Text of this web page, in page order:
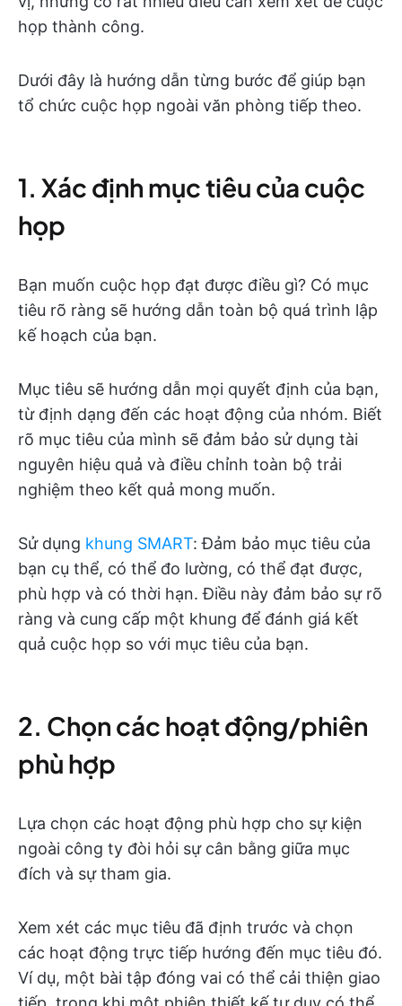
họp thành công.
Dưới đây là hướng dẫn từng bước để giúp bạn
tổ chức cuộc họp ngoài văn phòng tiếp theo.
1. Xác định mục tiêu của cuộc
họp
Bạn muốn cuộc họp đạt được điều gì? Có mục
tiêu rõ ràng sẽ hướng dẫn toàn bộ quá trình lập
kế hoạch của bạn.
Mục tiêu sẽ hướng dẫn mọi quyết định của bạn,
từ định dạng đến các hoạt động của nhóm. Biết
rõ mục tiêu của mình sẽ đảm bảo sử dụng tài
nguyên hiệu quả và điều chỉnh toàn bộ trải
nghiệm theo kết quả mong muốn.
Sử dụng khung SMART: Đảm bảo mục tiêu của
bạn cụ thể, có thể đo lường, có thể đạt được,
phù hợp và có thời hạn. Điều này đảm bảo sự rõ
ràng và cung cấp một khung để đánh giá kết
quả cuộc họp so với mục tiêu của bạn.
2. Chọn các hoạt động/phiên
phù hợp
Lựa chọn các hoạt động phù hợp cho sự kiện
ngoài công ty đòi hỏi sự cân bằng giữa mục
đích và sự tham gia.
Xem xét các mục tiêu đã định trước và chọn
các hoạt động trực tiếp hướng đến mục tiêu đó.
Ví dụ, một bài tập đóng vai có thể cải thiện giao